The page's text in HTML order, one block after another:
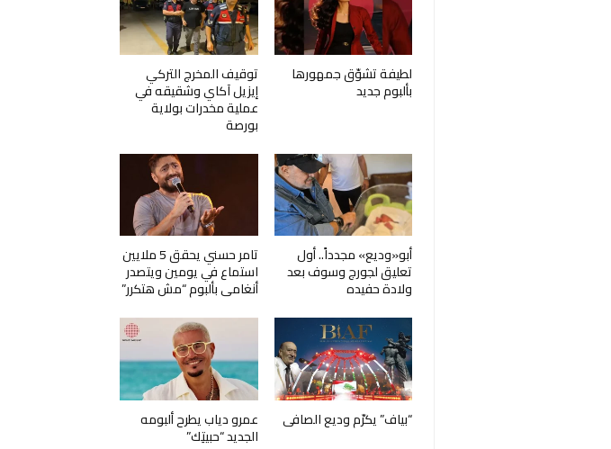
لطيفة تشوّق جمهورها
بألبوم جديد
توقيف المخرج التركي
إيزيل آكاي وشقيقه في
عملية مخدرات بولاية
بورصة
أبو«وديع» مجدداً.. أول
تعليق لجورج وسوف بعد
ولادة حفيده
تامر حسني يحقق 5 ملايين
استماع في يومين ويتصدر
أنغامي بألبوم “مش هتكرر”
“بياف” يكرّم وديع الصافي عمرو دياب يطرح ألبومه
الجديد “حبيتِك”